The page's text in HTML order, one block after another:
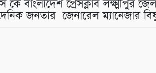
বাংলাদেশ প্রেসক্লাব লক্ষ্মীপুর
জনতার জেনারেল ম্যানেজার